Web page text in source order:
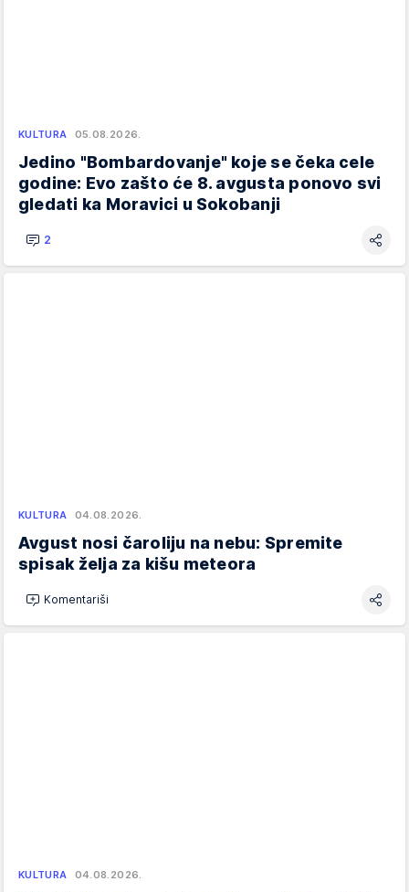
KULTURA 05.08.2026.
Jedino "Bombardovanje" koje se čeka cele
godine: Evo zašto će 8. avgusta ponovo svi
gledati ka Moravici u Sokobanji
2
KULTURA 04.08.2026.
Avgust nosi čaroliju na nebu: Spremite
spisak želja za kišu meteora
Komentariši
KULTURA 04.08.2026.